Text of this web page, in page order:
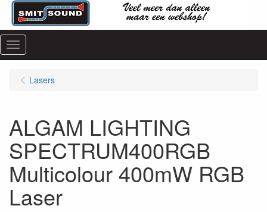
Menu
Lasers
ALGAM LIGHTING
SPECTRUM400RGB
Multicolour 400mW RGB
Laser